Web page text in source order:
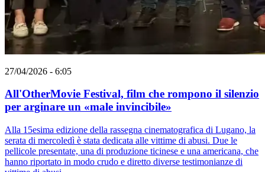
27/04/2026 - 6:05
All'OtherMovie Festival, film che rompono il silenzio
per arginare un «male invincibile»
Alla 15esima edizione della rassegna cinematografica di Lugano, la
serata di mercoledì è stata dedicata alle vittime di abusi. Due le
pellicole presentate, una di produzione ticinese e una americana, che
hanno riportato in modo crudo e diretto diverse testimonianze di